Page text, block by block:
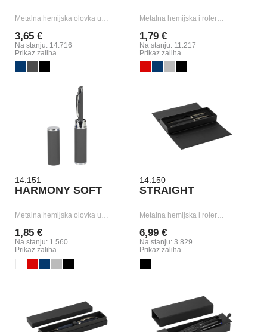
Metalna hemijska olovka u…
3,65 €
Na stanju: 14.716
Prikaz zaliha
Metalna hemijska i roler…
1,79 €
Na stanju: 11.217
Prikaz zaliha
14.151
HARMONY SOFT
Metalna hemijska olovka u…
1,85 €
Na stanju: 1.560
Prikaz zaliha
14.150
STRAIGHT
Metalna hemijska i roler…
6,99 €
Na stanju: 3.829
Prikaz zaliha